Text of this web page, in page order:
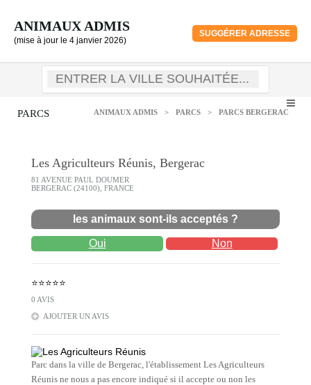
ANIMAUX ADMIS
(mise à jour le 4 janvier 2026)
SUGGÉRER ADRESSE
PARCS ANIMAUX ADMIS > PARCS > PARCS BERGERAC
Les Agriculteurs Réunis, Bergerac
81 AVENUE PAUL DOUMER
BERGERAC (24100), FRANCE
les animaux sont-ils acceptés ?
Oui Non
⭐⭐⭐⭐⭐
0 AVIS
AJOUTER UN AVIS
Parc dans la ville de Bergerac, l'établissement Les Agriculteurs
Réunis ne nous a pas encore indiqué si il accepte ou non les